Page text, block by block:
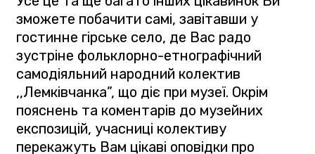
зможете побачити самі, завітавши у
гостинне гірське село, де Вас радо
зустріне фольклорно-етнографічний
самодіяльний народний колектив
,,Лемківчанка”, що діє при музеї. Окрім
пояснень та коментарів до музейних
експозицій, учасниці колективу
перекажуть Вам цікаві оповідки про